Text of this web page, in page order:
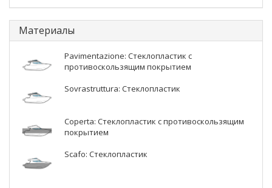
Материалы
Pavimentazione: Стеклопластик с
противоскользящим покрытием
Sovrastruttura: Стеклопластик
Coperta: Стеклопластик с противоскользящим
покрытием
Scafo: Стеклопластик